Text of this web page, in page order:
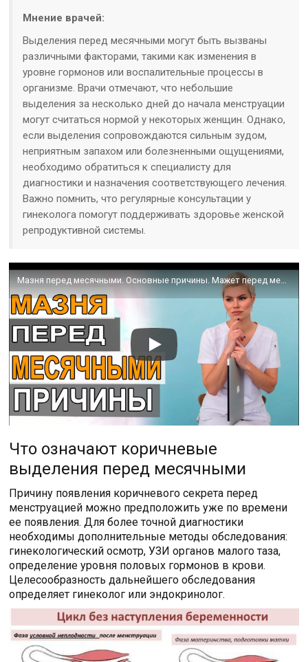
Мнение врачей:
Выделения перед месячными могут быть вызваны
различными факторами, такими как изменения в
уровне гормонов или воспалительные процессы в
организме. Врачи отмечают, что небольшие
выделения за несколько дней до начала менструации
могут считаться нормой у некоторых женщин. Однако,
если выделения сопровождаются сильным зудом,
неприятным запахом или болезненными ощущениями,
необходимо обратиться к специалисту для
диагностики и назначения соответствующего лечения.
Важно помнить, что регулярные консультации у
гинеколога помогут поддерживать здоровье женской
репродуктивной системы.
Мазня перед месячными. Основные причины. Мажет перед месячными. Гинеколог Екатерина Волкова.
Что означают коричневые
выделения перед месячными
Причину появления коричневого секрета перед
менструацией можно предположить уже по времени
ее появления. Для более точной диагностики
необходимы дополнительные методы обследования:
гинекологический осмотр, УЗИ органов малого таза,
определение уровня половых гормонов в крови.
Целесообразность дальнейшего обследования
определяет гинеколог или эндокринолог.